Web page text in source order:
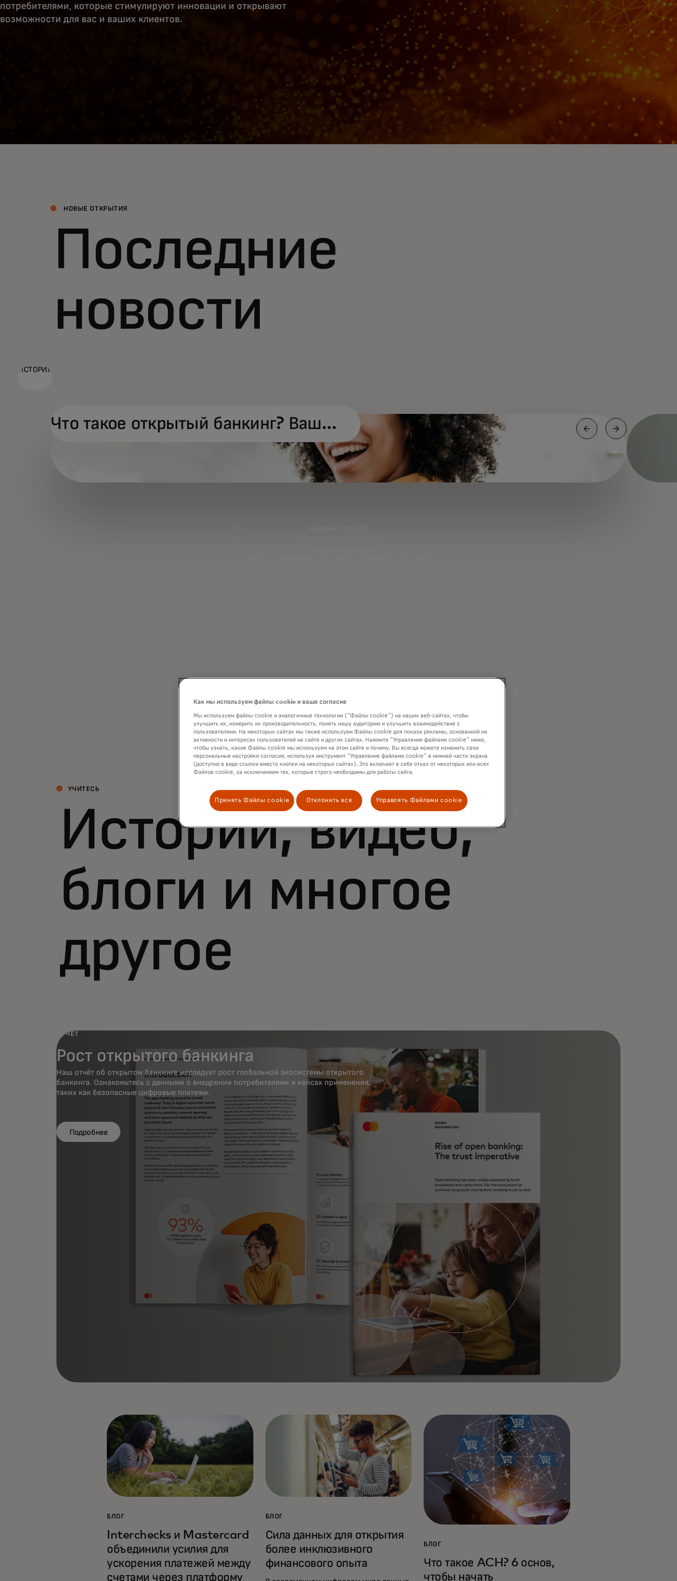
потребителями, которые стимулируют инновации и открывают
возможности для вас и ваших клиентов.
НОВЫЕ ОТКРЫТИЯ
Последние
новости
ИСТОРИЯ
Что такое открытый банкинг? Ваш
УЧИТЕСЬ
Истории, видео,
блоги и многое
другое
ОТЧЕТ
Рост открытого банкинга
Наш отчёт об открытом банкинге исследует рост глобальной экосистемы открытого
банкинга. Ознакомьтесь с данными о внедрении потребителями и кейсах применения,
таких как безопасные цифровые платежи.
Подробнее
БЛОГ
Interchecks и Mastercard
объединили усилия для
ускорения платежей между
счетами через платформу
БЛОГ
Сила данных для открытия
более инклюзивного
финансового опыта
БЛОГ
Что такое ACH? 6 основ,
чтобы начать
Как мы используем файлы cookie и ваше согласие
Мы используем файлы cookie и аналогичные технологии ("Файлы cookie") на наших веб-сайтах, чтобы
улучшить их, измерить их производительность, понять нашу аудиторию и улучшить взаимодействие с
пользователями. На некоторых сайтах мы также используем Файлы cookie для показа рекламы, основанной на
активности и интересах пользователей на сайте и других сайтах. Нажмите "Управление файлами cookie" ниже,
чтобы узнать, какие Файлы cookie мы используем на этом сайте и почему. Вы всегда можете изменить свои
персональные настройки согласия, используя инструмент "Управление файлами cookie" в нижней части экрана
(доступно в виде ссылки вместо кнопки на некоторых сайтах). Это включает в себя отказ от некоторых или всех
Файлов cookie, за исключением тех, которые строго необходимы для работы сайта.
Принять Файлы cookie Отклонить все Управлять Файлами cookie